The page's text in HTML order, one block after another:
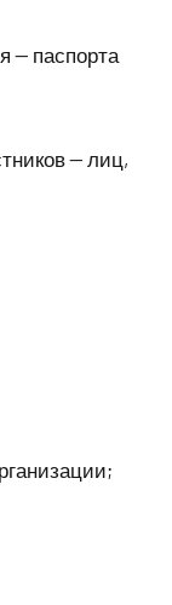
— паспорта
— лиц,